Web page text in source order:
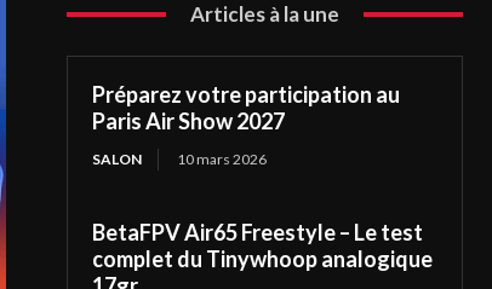
Articles à la une
Préparez votre participation au
Paris Air Show 2027
SALON 10 mars 2026
BetaFPV Air65 Freestyle – Le test
complet du Tinywhoop analogique